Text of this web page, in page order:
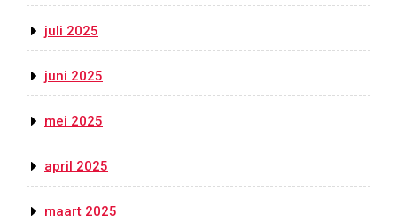
juli 2025
juni 2025
mei 2025
april 2025
maart 2025